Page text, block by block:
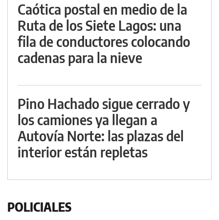
Caótica postal en medio de la
Ruta de los Siete Lagos: una
fila de conductores colocando
cadenas para la nieve
Pino Hachado sigue cerrado y
los camiones ya llegan a
Autovía Norte: las plazas del
interior están repletas
POLICIALES